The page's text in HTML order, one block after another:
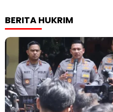
BERITA HUKRIM